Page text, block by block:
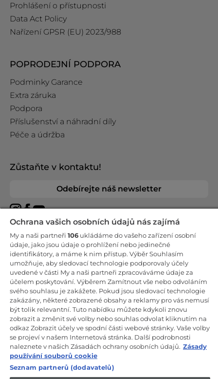
Prohlášení o přístupnosti
Data Act Policy
Nařízení GPSR (EU) 2023/988
POPRODEJNÍ PODPORA
Podminky Garance
Extra záruka
Podpora
Příslušenství a náhradní díly
Péče a údržba
Zůstaňte v kontaktu!
Odebírejte náš newsletter
CANDY HOOVER GROUP S.r.I. - Jediný akcionář - SÍDLO
SPOLEČNOSTI: Via Comolli, 57 - 20861 Brugherio (Monza Brianza) -
Itálie - ADMINISTRATIVNÍ KANCELÁŘE: Via Privata Eden Fumagalli
snc - 20861 Brugherio (Monza Brianza) a Via Trento č. 20/A-22 -
20871 Vimercate (Monza Brianza) - Itálie - Tel.: +39.039.2086.1 - Fax:
+39.039.2086.237 - Základní kapitál 35 000 000,00 € plně splacený -
IČ a číslo zápisu v obchodním rejstříku Milán-Monza-Brianza-Lodi
04666310158 - DIČ 00786860965 - Číslo REA (Ekonomicko-správní
rejstřík): MB-1033934 - Autorizace IT AEOF 211870 - Společnost
podléhající řídicím a koordinačním činnostem společnosti Candy
S.p.A.
CZ / Česká republika
Ochrana vašich osobních údajů nás zajímá
My a naši partneři 106 ukládáme do vašeho zařízení osobní
údaje, jako jsou údaje o prohlížení nebo jedinečné
identifikátory, a máme k nim přístup. Výběr Souhlasím
umožňuje, aby sledovací technologie podporovaly účely
uvedené v části My a naši partneři zpracováváme údaje za
účelem poskytování. Výběrem Zamítnout vše nebo odvoláním
svého souhlasu je zakážete. Pokud jsou sledovací technologie
zakázány, některé zobrazené obsahy a reklamy pro vás nemusí
být tolik relevantní. Tuto nabídku můžete kdykoli znovu
zobrazit a změnit své volby nebo souhlas odvolat kliknutím na
odkaz Zobrazit účely ve spodní části webové stránky. Vaše volby
se projeví v našem Internetová stránka. Další podrobnosti
naleznete v našich Zásadách ochrany osobních údajů. Zásady
používání souborů cookie
Seznam partnerů (dodavatelů)